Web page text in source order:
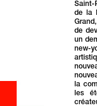
Saint-
de la
de
un
new-
la
les